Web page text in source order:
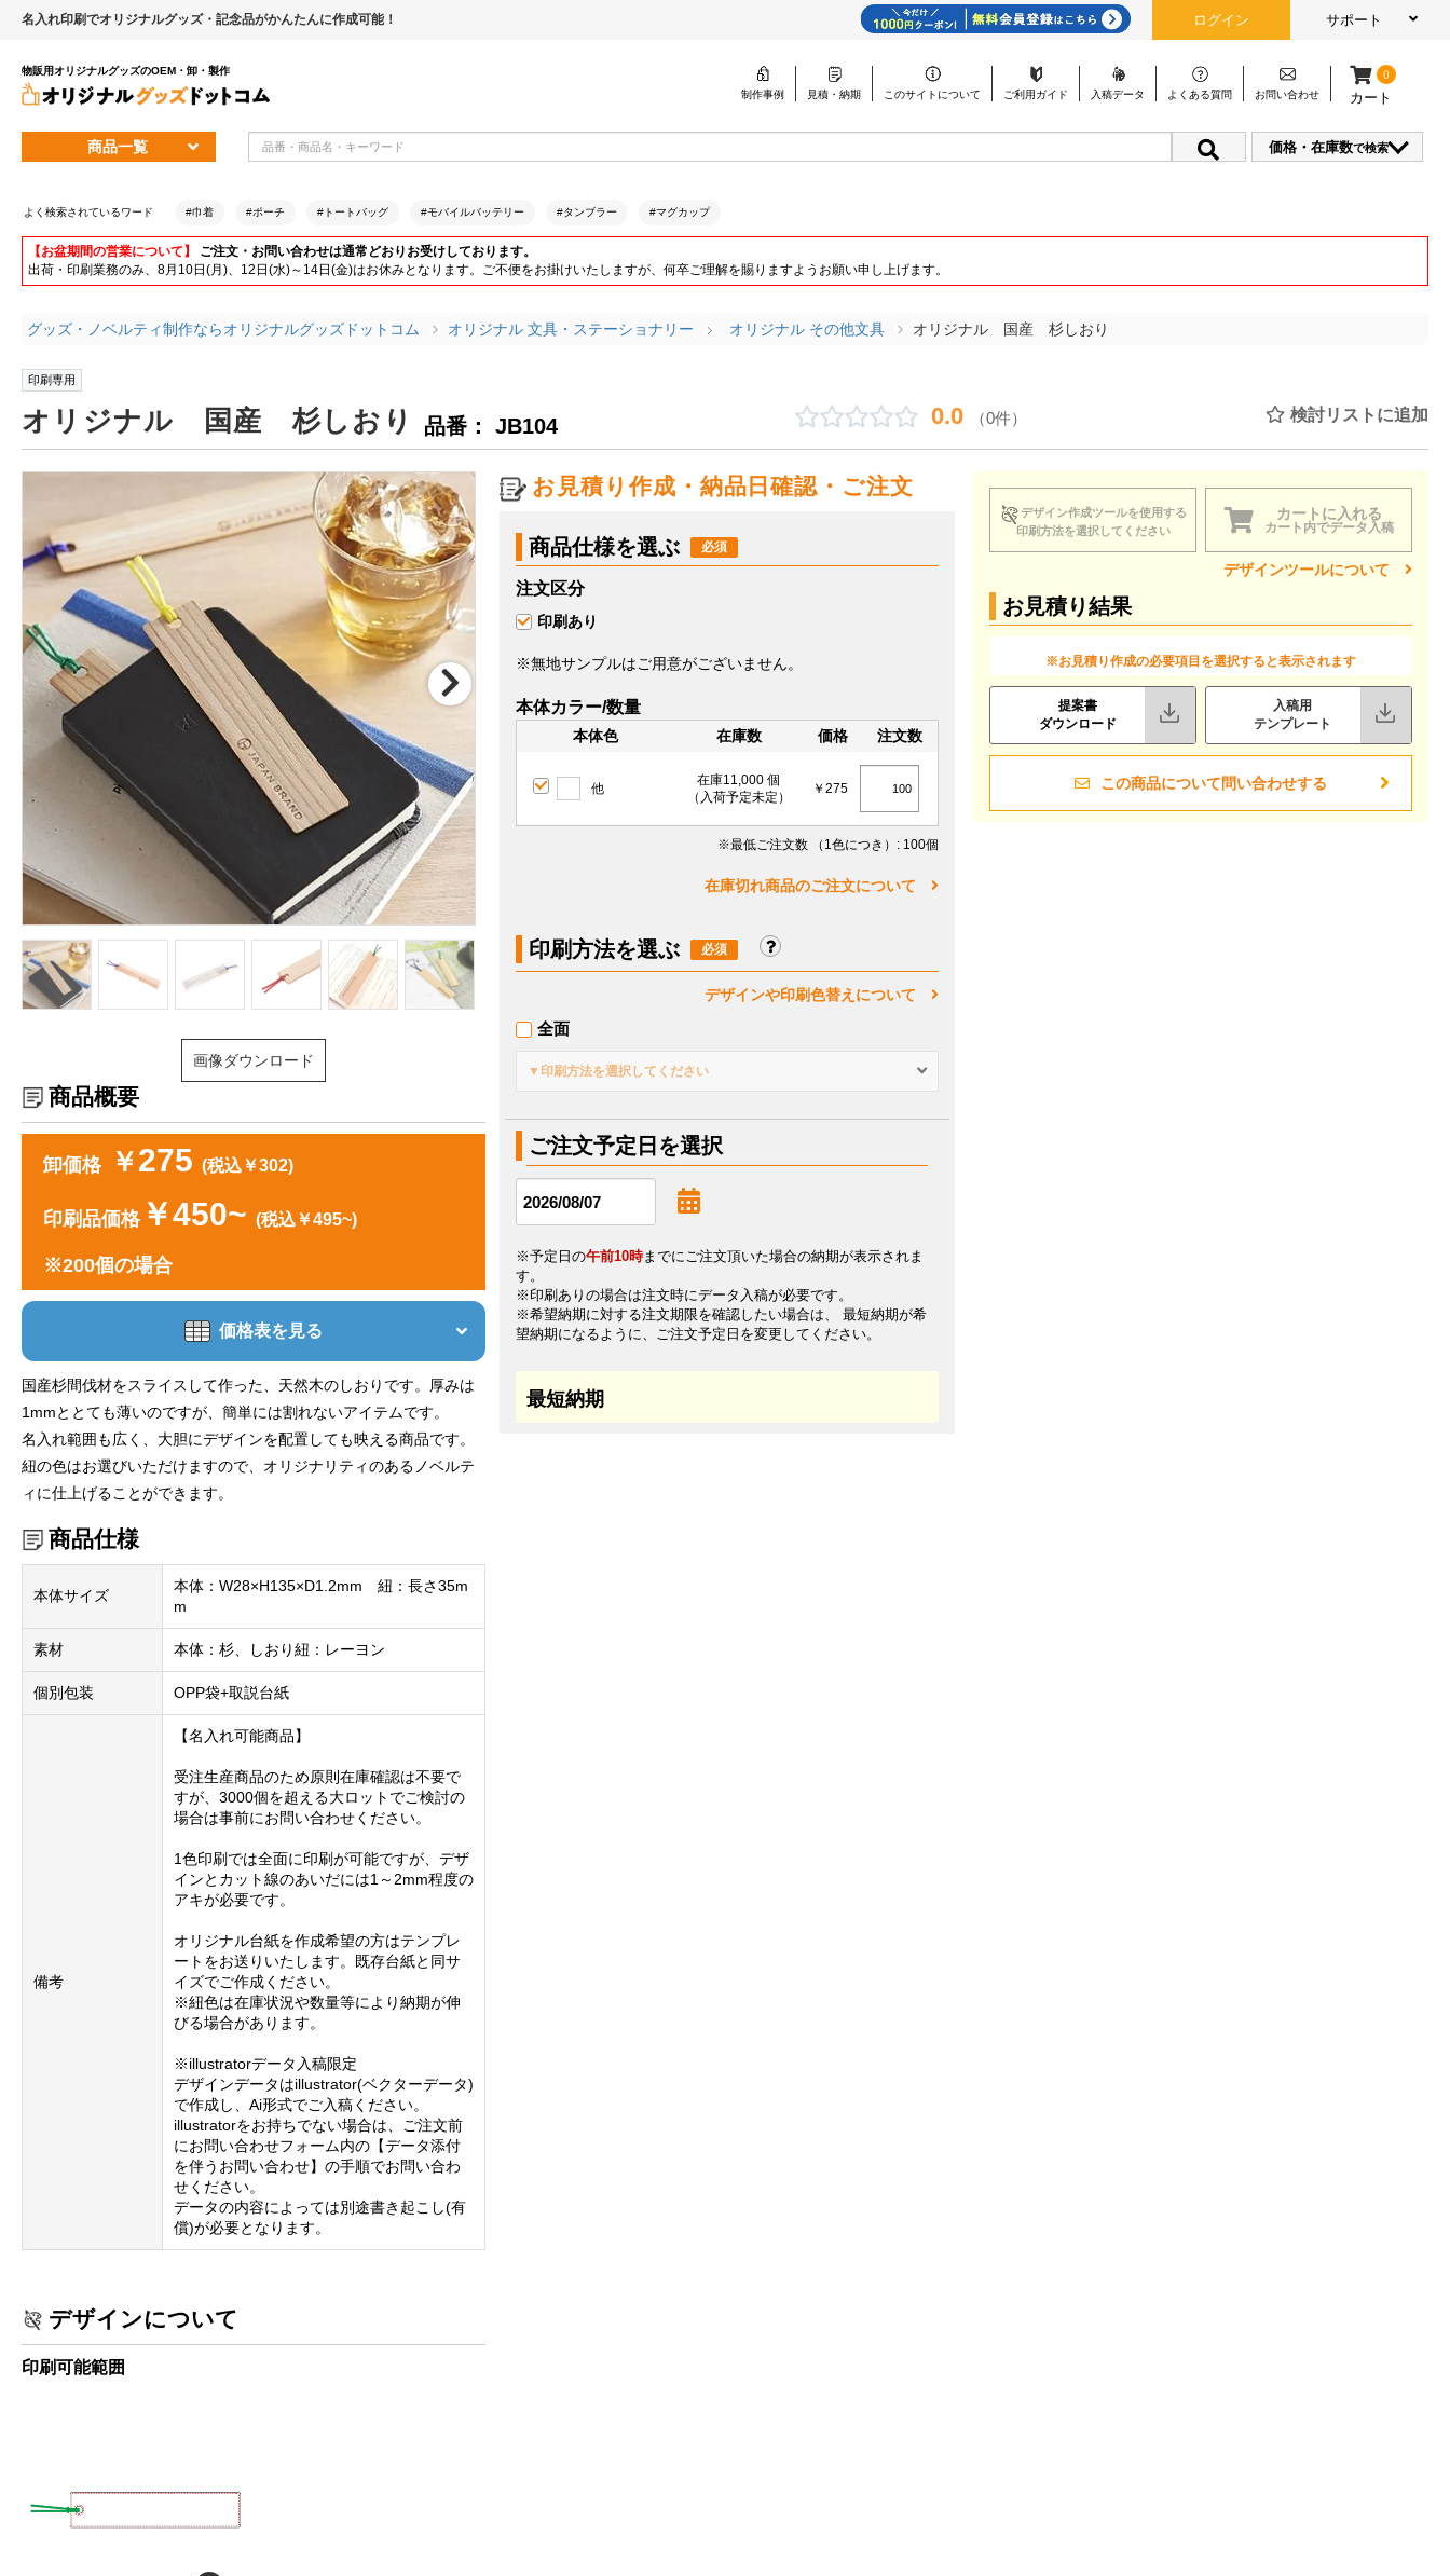
名入れ印刷でオリジナルグッズ・記念品がかんたんに作成可能！ ログイン サポート
物販用オリジナルグッズのOEM・卸・製作
制作事例
見積・納期 このサイトについて ご利用ガイド 入稿データ よくある質問 お問い合わせ
0
カート
商品一覧 価格・在庫数で検索
よく検索されているワード #巾着 #ポーチ #トートバッグ #モバイルバッテリー #タンブラー #マグカップ
【お盆期間の営業について】
ご注文・お問い合わせは通常どおりお受けしております。
出荷・印刷業務のみ、8月10日(月)、12日(水)～14日(金)はお休みとなります。ご不便をお掛けいたしますが、何卒ご理解を賜りますようお願い申し上げます。
グッズ・ノベルティ制作ならオリジナルグッズドットコム オリジナル 文具・ステーショナリー オリジナル その他文具 オリジナル 国産 杉しおり
印刷専用
オリジナル 国産 杉しおり 品番： JB104 0.0 （0件） 検討リストに追加
画像ダウンロード
商品概要
卸価格 ￥275 (税込￥302)
印刷品価格￥450~ (税込￥495~)
※200個の場合
価格表を見る
国産杉間伐材をスライスして作った、天然木のしおりです。厚みは
1mmととても薄いのですが、簡単には割れないアイテムです。
名入れ範囲も広く、大胆にデザインを配置しても映える商品です。
紐の色はお選びいただけますので、オリジナリティのあるノベルテ
ィに仕上げることができます。
商品仕様
本体サイズ
本体：W28×H135×D1.2mm 紐：長さ35m
m
素材 本体：杉、しおり紐：レーヨン
個別包装 OPP袋+取説台紙
備考
【名入れ可能商品】
受注生産商品のため原則在庫確認は不要で
すが、3000個を超える大ロットでご検討の
場合は事前にお問い合わせください。
1色印刷では全面に印刷が可能ですが、デザ
インとカット線のあいだには1～2mm程度の
アキが必要です。
オリジナル台紙を作成希望の方はテンプレ
ートをお送りいたします。既存台紙と同サ
イズでご作成ください。
※紐色は在庫状況や数量等により納期が伸
びる場合があります。
※illustratorデータ入稿限定
デザインデータはillustrator(ベクターデータ)
で作成し、Ai形式でご入稿ください。
illustratorをお持ちでない場合は、ご注文前
にお問い合わせフォーム内の【データ添付
を伴うお問い合わせ】の手順でお問い合わ
せください。
データの内容によっては別途書き起こし(有
償)が必要となります。
デザインについて
印刷可能範囲
お見積り作成・納品日確認・ご注文
商品仕様を選ぶ
注文区分
印刷あり
※無地サンプルはご用意がございません。
本体カラー/数量
本体色 在庫数 価格 注文数
他
在庫11,000 個
（入荷予定未定）
￥275
※最低ご注文数 （1色につき） : 100個
在庫切れ商品のご注文について
印刷方法を選ぶ
デザインや印刷色替えについて
全面
▼印刷方法を選択してください
ご注文予定日を選択
※予定日の午前10時までにご注文頂いた場合の納期が表示されま
す。
※印刷ありの場合は注文時にデータ入稿が必要です。
※希望納期に対する注文期限を確認したい場合は、 最短納期が希
望納期になるように、ご注文予定日を変更してください。
最短納期
デザイン作成ツールを使用する
印刷方法を選択してください
カートに入れる
カート内でデータ入稿
デザインツールについて
お見積り結果
※お見積り作成の必要項目を選択すると表示されます
提案書
ダウンロード
入稿用
テンプレート
この商品について問い合わせする